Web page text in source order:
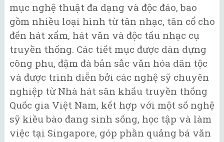
mục nghệ thuật đa dạng và độc đáo, bao
gồm nhiều loại hình từ tân nhạc, tân cổ cho
đến hát xẩm, hát văn và độc tấu nhạc cụ
truyền thống. Các tiết mục được dàn dựng
công phu, đậm đà bản sắc văn hóa dân tộc
và được trình diễn bởi các nghệ sỹ chuyên
nghiệp từ Nhà hát sân khấu truyền thống
Quốc gia Việt Nam, kết hợp với một số nghệ
sỹ kiều bào đang sinh sống, học tập và làm
việc tại Singapore, góp phần quảng bá văn